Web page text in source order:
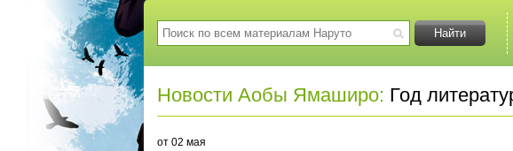
Новости Аобы Ямаширо: Год
от 02 мая